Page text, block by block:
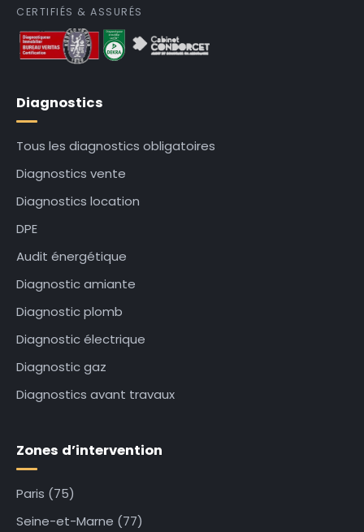
CERTIFIÉS & ASSURÉS
Diagnostics
Tous les diagnostics obligatoires
Diagnostics vente
Diagnostics location
DPE
Audit énergétique
Diagnostic amiante
Diagnostic plomb
Diagnostic électrique
Diagnostic gaz
Diagnostics avant travaux
Zones d’intervention
Paris (75)
Seine-et-Marne (77)